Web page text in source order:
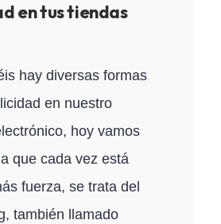
en tus tiendas
hay diversas formas
en nuestro
hoy vamos
que cada vez está
fuerza, se trata del
también llamado